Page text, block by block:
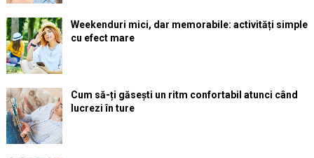
Weekenduri mici, dar memorabile: activități simple
cu efect mare
Cum să-ți găsești un ritm confortabil atunci când
lucrezi în ture